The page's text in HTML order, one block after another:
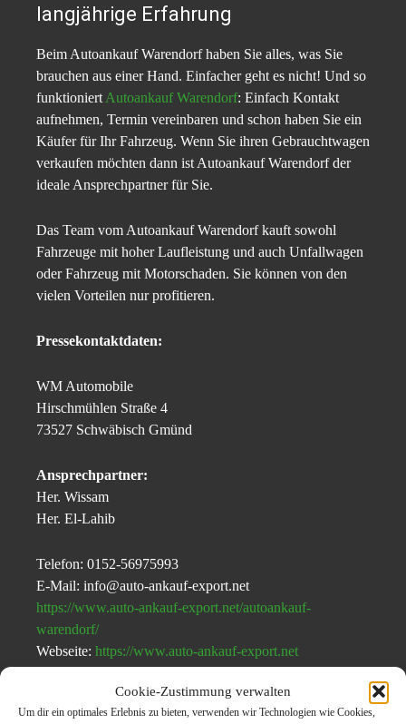
Cookie-Zustimmung verwalten
Um dir ein optimales Erlebnis zu bieten, verwenden wir Technologien wie Cookies,
langjährige Erfahrung
Beim Autoankauf Warendorf haben Sie alles, was Sie
brauchen aus einer Hand. Einfacher geht es nicht! Und so
funktioniert Autoankauf Warendorf: Einfach Kontakt
aufnehmen, Termin vereinbaren und schon haben Sie ein
Käufer für Ihr Fahrzeug. Wenn Sie ihren Gebrauchtwagen
verkaufen möchten dann ist Autoankauf Warendorf der
ideale Ansprechpartner für Sie.
Das Team vom Autoankauf Warendorf kauft sowohl
Fahrzeuge mit hoher Laufleistung und auch Unfallwagen
oder Fahrzeug mit Motorschaden. Sie können von den
vielen Vorteilen nur profitieren.
Pressekontaktdaten:
WM Automobile
Hirschmühlen Straße 4
73527 Schwäbisch Gmünd
Ansprechpartner:
Her. Wissam
Her. El-Lahib
Telefon: 0152-56975993
E-Mail: info@auto-ankauf-export.net
https://www.auto-ankauf-export.net/autoankauf-
warendorf/
Webseite: https://www.auto-ankauf-export.net
weitere Pressemeldung überAutoankauf Warendorf